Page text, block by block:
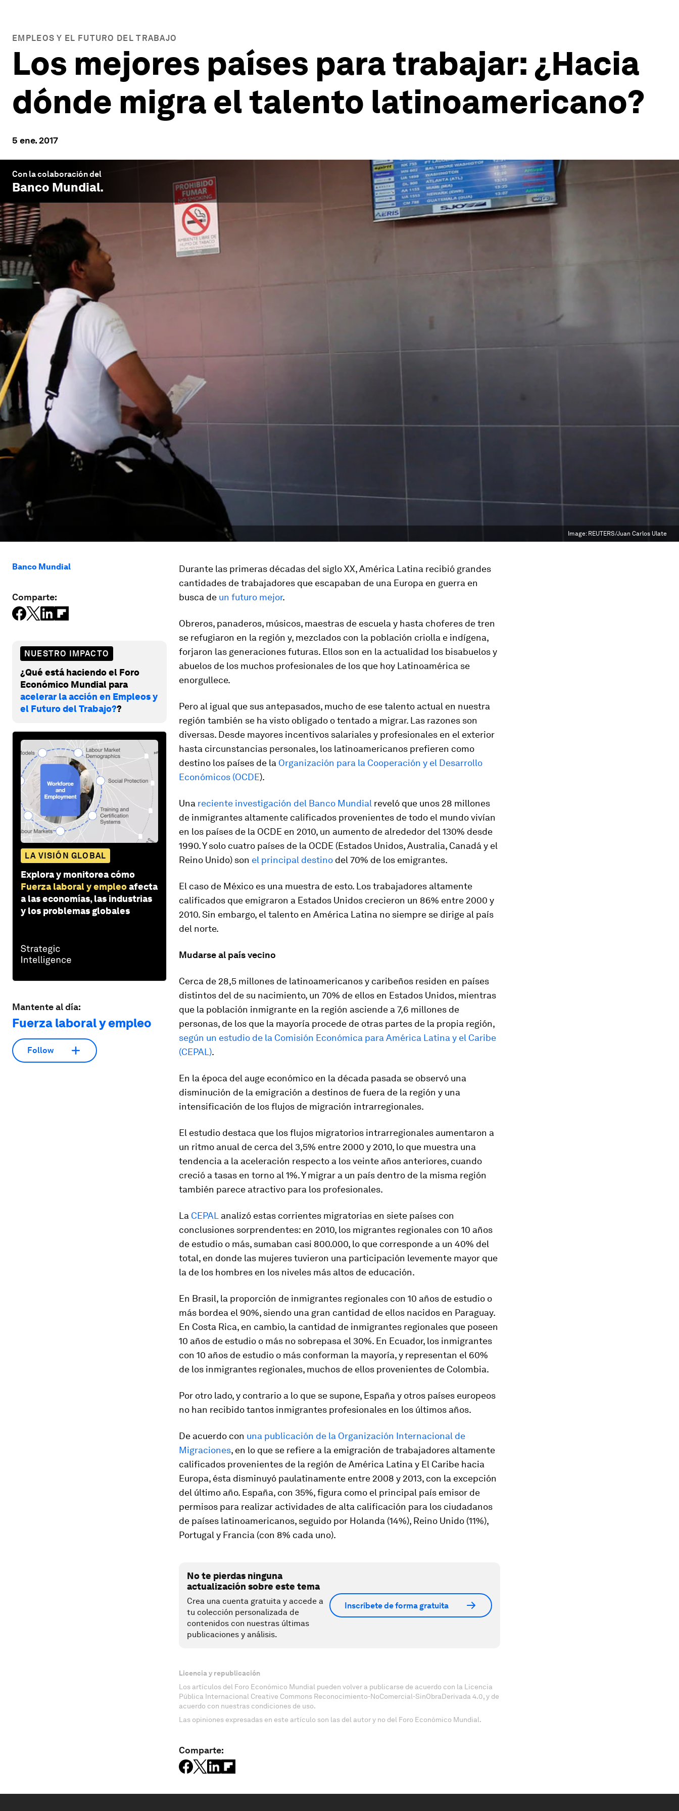
EMPLEOS Y EL FUTURO DEL TRABAJO
Los mejores países para trabajar: ¿Hacia
dónde migra el talento latinoamericano?
5 ene. 2017
Con la colaboración del
Banco Mundial.
Image: REUTERS/Juan Carlos Ulate
Banco Mundial
Comparte:
NUESTRO IMPACTO
¿Qué está haciendo el Foro
Económico Mundial para
acelerar la acción en Empleos y
el Futuro del Trabajo??
LA VISIÓN GLOBAL
Explora y monitorea cómo
Fuerza laboral y empleoafecta
a las economías, las industrias
y los problemas globales
Mantente al día:
Fuerza laboral y empleo
Follow
Durante las primeras décadas del siglo XX, América Latina recibió grandes
cantidades de trabajadores que escapaban de una Europa en guerra en
busca de un futuro mejor.
Obreros, panaderos, músicos, maestras de escuela y hasta choferes de tren
se refugiaron en la región y, mezclados con la población criolla e indígena,
forjaron las generaciones futuras. Ellos son en la actualidad los bisabuelos y
abuelos de los muchos profesionales de los que hoy Latinoamérica se
enorgullece.
Pero al igual que sus antepasados, mucho de ese talento actual en nuestra
región también se ha visto obligado o tentado a migrar. Las razones son
diversas. Desde mayores incentivos salariales y profesionales en el exterior
hasta circunstancias personales, los latinoamericanos prefieren como
destino los países de la Organización para la Cooperación y el Desarrollo
Económicos (OCDE).
Una reciente investigación del Banco Mundial reveló que unos 28 millones
de inmigrantes altamente calificados provenientes de todo el mundo vivían
en los países de la OCDE en 2010, un aumento de alrededor del 130% desde
1990. Y solo cuatro países de la OCDE (Estados Unidos, Australia, Canadá y el
Reino Unido) son el principal destino del 70% de los emigrantes.
El caso de México es una muestra de esto. Los trabajadores altamente
calificados que emigraron a Estados Unidos crecieron un 86% entre 2000 y
2010. Sin embargo, el talento en América Latina no siempre se dirige al país
del norte.
Mudarse al país vecino
Cerca de 28,5 millones de latinoamericanos y caribeños residen en países
distintos del de su nacimiento, un 70% de ellos en Estados Unidos, mientras
que la población inmigrante en la región asciende a 7,6 millones de
personas, de los que la mayoría procede de otras partes de la propia región,
según un estudio de la Comisión Económica para América Latina y el Caribe
(CEPAL).
En la época del auge económico en la década pasada se observó una
disminución de la emigración a destinos de fuera de la región y una
intensificación de los flujos de migración intrarregionales.
El estudio destaca que los flujos migratorios intrarregionales aumentaron a
un ritmo anual de cerca del 3,5% entre 2000 y 2010, lo que muestra una
tendencia a la aceleración respecto a los veinte años anteriores, cuando
creció a tasas en torno al 1%. Y migrar a un país dentro de la misma región
también parece atractivo para los profesionales.
La CEPAL analizó estas corrientes migratorias en siete países con
conclusiones sorprendentes: en 2010, los migrantes regionales con 10 años
de estudio o más, sumaban casi 800.000, lo que corresponde a un 40% del
total, en donde las mujeres tuvieron una participación levemente mayor que
la de los hombres en los niveles más altos de educación.
En Brasil, la proporción de inmigrantes regionales con 10 años de estudio o
más bordea el 90%, siendo una gran cantidad de ellos nacidos en Paraguay.
En Costa Rica, en cambio, la cantidad de inmigrantes regionales que poseen
10 años de estudio o más no sobrepasa el 30%. En Ecuador, los inmigrantes
con 10 años de estudio o más conforman la mayoría, y representan el 60%
de los inmigrantes regionales, muchos de ellos provenientes de Colombia.
Por otro lado, y contrario a lo que se supone, España y otros países europeos
no han recibido tantos inmigrantes profesionales en los últimos años.
De acuerdo con una publicación de la Organización Internacional de
Migraciones, en lo que se refiere a la emigración de trabajadores altamente
calificados provenientes de la región de América Latina y El Caribe hacia
Europa, ésta disminuyó paulatinamente entre 2008 y 2013, con la excepción
del último año. España, con 35%, figura como el principal país emisor de
permisos para realizar actividades de alta calificación para los ciudadanos
de países latinoamericanos, seguido por Holanda (14%), Reino Unido (11%),
Portugal y Francia (con 8% cada uno).
No te pierdas ninguna
actualización sobre este tema
Crea una cuenta gratuita y accede a
tu colección personalizada de
contenidos con nuestras últimas
publicaciones y análisis.
Inscríbete de forma gratuita
Licencia y republicación
Los artículos del Foro Económico Mundial pueden volver a publicarse de acuerdo con la Licencia
Pública Internacional Creative Commons Reconocimiento-NoComercial-SinObraDerivada 4.0, y de
acuerdo con nuestras condiciones de uso.
Las opiniones expresadas en este artículo son las del autor y no del Foro Económico Mundial.
Comparte: